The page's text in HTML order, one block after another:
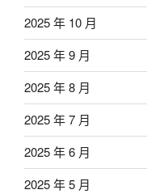
2025 年 10 月
2025 年 9 月
2025 年 8 月
2025 年 7 月
2025 年 6 月
2025 年 5 月